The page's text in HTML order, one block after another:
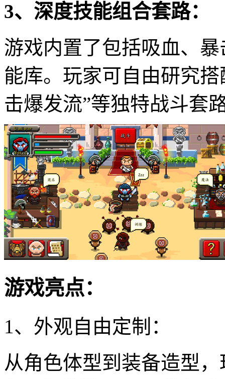
3、深度技能组合套路：
游戏内置了包括吸血、
能库。玩家可自由研究
击爆发流”等独特战斗套
游戏亮点：
1、外观自由定制：
从角色体型到装备造型